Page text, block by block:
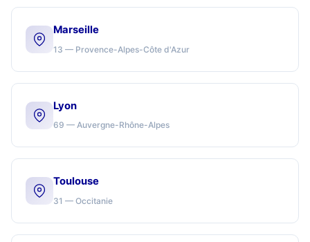
Marseille
13 — Provence-Alpes-Côte d'Azur
Lyon
69 — Auvergne-Rhône-Alpes
Toulouse
31 — Occitanie